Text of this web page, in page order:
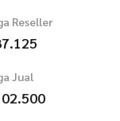
Reseller
Jual